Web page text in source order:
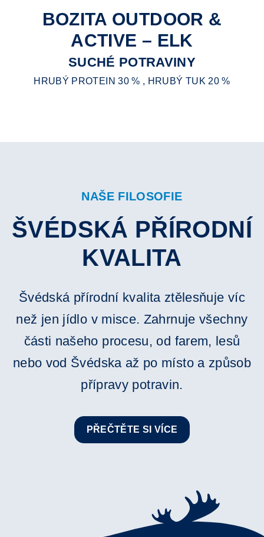
BOZITA OUTDOOR &
ACTIVE – ELK
SUCHÉ POTRAVINY
HRUBÝ PROTEIN 30 % , HRUBÝ TUK 20 %
NAŠE FILOSOFIE
ŠVÉDSKÁ PŘÍRODNÍ
KVALITA
Švédská přírodní kvalita ztělesňuje víc
než jen jídlo v misce. Zahrnuje všechny
části našeho procesu, od farem, lesů
nebo vod Švédska až po místo a způsob
přípravy potravin.
PŘEČTĚTE SI VÍCE